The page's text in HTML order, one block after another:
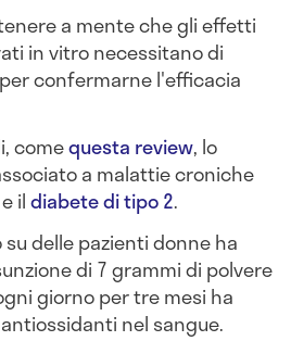
a mente che gli effetti
in vitro necessitano di
confermarne l'efficacia
comequesta review, lo
a malattie croniche
ildiabete di tipo 2.
delle pazienti donne ha
di 7 grammi di polvere
giorno per tre mesi ha
nel sangue.